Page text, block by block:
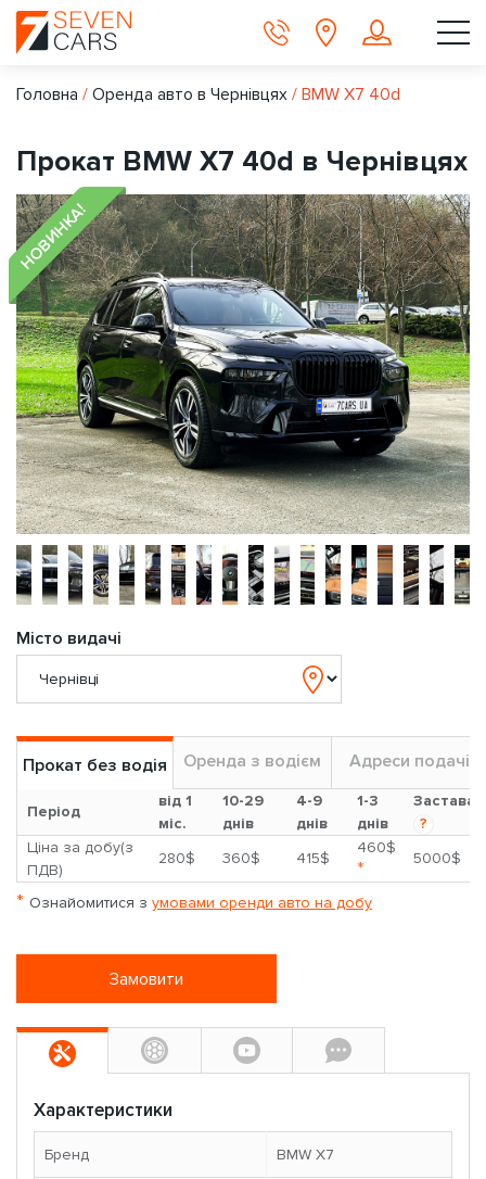
Головна / Оренда авто в Чернівцях / BMW X7 40d
Прокат BMW X7 40d в Чернівцях
НОВИНКА!
Місто видачі
Прокат без водія Оренда з водієм Адреси подачі
Період
від 1
міс.
10-29
днів
4-9
днів
1-3
днів
Застава
?
Ціна за добу(з
ПДВ)
280$ 360$ 415$
460$
* 5000$
* Ознайомитися з умовами оренди авто на добу
Замовити
Характеристики
Бренд BMW X7